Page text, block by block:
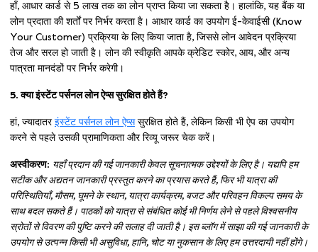
हाँ, आधार कार्ड से 5 लाख तक का लोन प्राप्त किया जा सकता है। हालांकि, यह बैंक या
लोन प्रदाता की शर्तों पर निर्भर करता है। आधार कार्ड का उपयोग ई-केवाईसी (Know
Your Customer) प्रक्रिया के लिए किया जाता है, जिससे लोन आवेदन प्रक्रिया
तेज और सरल हो जाती है। लोन की स्वीकृति आपके क्रेडिट स्कोर, आय, और अन्य
पात्रता मानदंडों पर निर्भर करेगी।
5. क्या इंस्टेंट पर्सनल लोन ऐप्स सुरक्षित होते हैं?
हां, ज्यादातर इंस्टेंट पर्सनल लोन ऐप्ससुरक्षित होते हैं, लेकिन किसी भी ऐप का उपयोग
करने से पहले उसकी प्रामाणिकता और रिव्यू जरूर चेक करें।
अस्वीकरण: यहाँ प्रदान की गई जानकारी केवल सूचनात्मक उद्देश्यों के लिए है। यद्यपि हम
सटीक और अद्यतन जानकारी प्रस्तुत करने का प्रयास करते हैं, फिर भी यात्रा की
परिस्थितियाँ, मौसम, घूमने के स्थान, यात्रा कार्यक्रम, बजट और परिवहन विकल्प समय के
साथ बदल सकते हैं। पाठकों को यात्रा से संबंधित कोई भी निर्णय लेने से पहले विश्वसनीय
स्रोतों से विवरण की पुष्टि करने की सलाह दी जाती है। इस ब्लॉग में साझा की गई जानकारी के
उपयोग से उत्पन्न किसी भी असुविधा, हानि, चोट या नुकसान के लिए हम उत्तरदायी नहीं होंगे।